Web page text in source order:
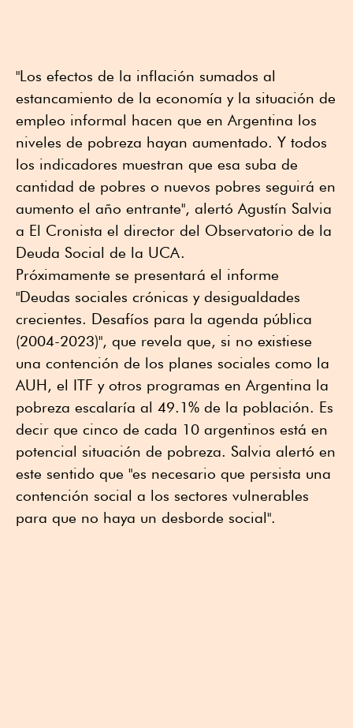
"Los efectos de la inflación sumados al
estancamiento de la economía y la situación de
empleo informal hacen que en Argentina los
niveles de pobreza hayan aumentado. Y todos
los indicadores muestran que esa suba de
cantidad de pobres o nuevos pobres seguirá en
aumento el año entrante", alertó Agustín Salvia
a El Cronista el director del Observatorio de la
Deuda Social de la UCA.
Próximamente se presentará el informe
"Deudas sociales crónicas y desigualdades
crecientes. Desafíos para la agenda pública
(2004-2023)", que revela que, si no existiese
una contención de los planes sociales como la
AUH, el ITF y otros programas en Argentina la
pobreza escalaría al 49.1% de la población. Es
decir que cinco de cada 10 argentinos está en
potencial situación de pobreza. Salvia alertó en
este sentido que "es necesario que persista una
contención social a los sectores vulnerables
para que no haya un desborde social".